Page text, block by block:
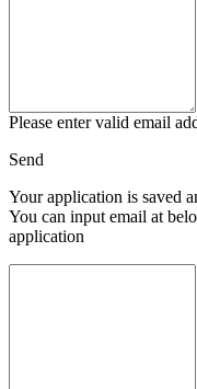
Please enter valid email
Send
Your application is saved
You can input email at
application